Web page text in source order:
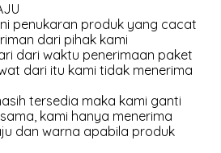
penukaran produk yang cacat
dari pihak kami
dari waktu penerimaan paket
dari itu kami tidak menerima
tersedia maka kami ganti
kami hanya menerima
dan warna apabila produk